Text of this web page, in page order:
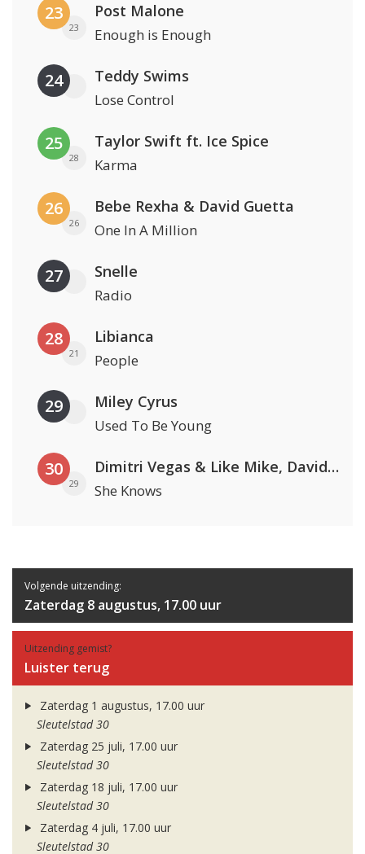
23
23
Post Malone
Enough is Enough
24 Teddy Swims
Lose Control
25
28
Taylor Swift ft. Ice Spice
Karma
26
26
Bebe Rexha & David Guetta
One In A Million
27 Snelle
Radio
28
21
Libianca
People
29 Miley Cyrus
Used To Be Young
30
29
Dimitri Vegas & Like Mike, David Guetta & Afro Bros ft. Akon
She Knows
Volgende uitzending:
Zaterdag 8 augustus, 17.00 uur
Uitzending gemist?
Luister terug
Zaterdag 1 augustus, 17.00 uur
Sleutelstad 30
Zaterdag 25 juli, 17.00 uur
Sleutelstad 30
Zaterdag 18 juli, 17.00 uur
Sleutelstad 30
Zaterdag 4 juli, 17.00 uur
Sleutelstad 30